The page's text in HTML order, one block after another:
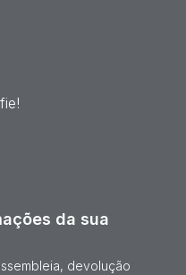
da sua
devolução